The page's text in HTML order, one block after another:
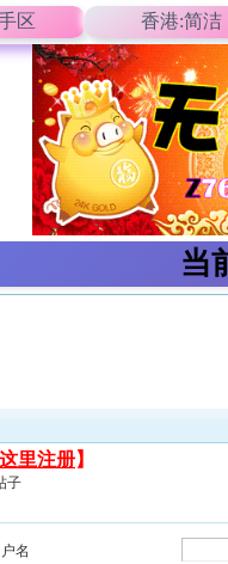
区 香港:简洁
当
里注册】
子
名